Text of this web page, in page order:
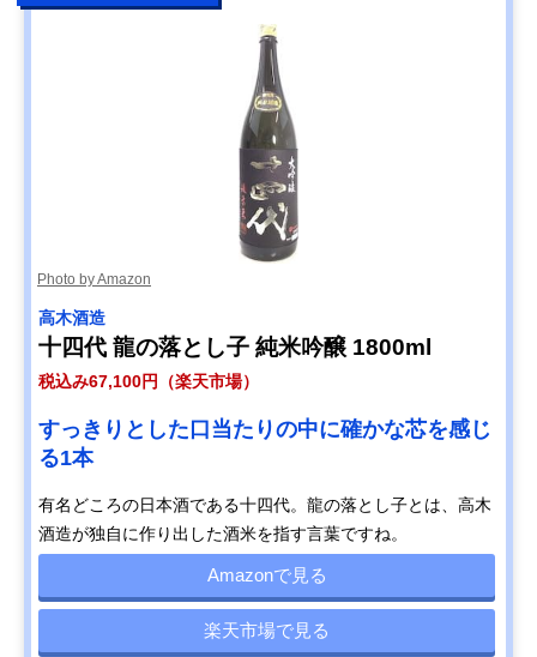
Photo by Amazon
高木酒造
十四代 龍の落とし子 純米吟醸 1800ml
税込み67,100円（楽天市場）
すっきりとした口当たりの中に確かな芯を感じ
る1本
有名どころの日本酒である十四代。龍の落とし子とは、高木
酒造が独自に作り出した酒米を指す言葉ですね。
Amazonで見る
楽天市場で見る